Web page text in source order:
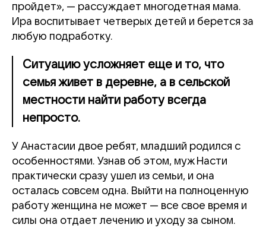
пройдет», — рассуждает многодетная мама.
Ира воспитывает четверых детей и берется за
любую подработку.
Ситуацию усложняет еще и то, что
семья живет в деревне, а в сельской
местности найти работу всегда
непросто.
У Анастасии двое ребят, младший родился с
особенностями. Узнав об этом, муж Насти
практически сразу ушел из семьи, и она
осталась совсем одна. Выйти на полноценную
работу женщина не может — все свое время и
силы она отдает лечению и уходу за сыном.